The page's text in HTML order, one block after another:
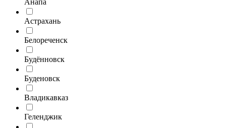
Анапа
Астрахань
Белореченск
Будённовск
Буденовск
Владикавказ
Геленджик